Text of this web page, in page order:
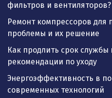
фильтров и вентиляторов?
Ремонт компрессоров для
проблемы и их решение
Как продлить срок службы
рекомендации по уходу
Энергоэффективность в
современных технологий